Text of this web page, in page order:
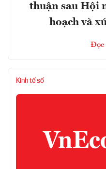
thuận sau Hội
hoạch và
Đọc
Kinh tế số